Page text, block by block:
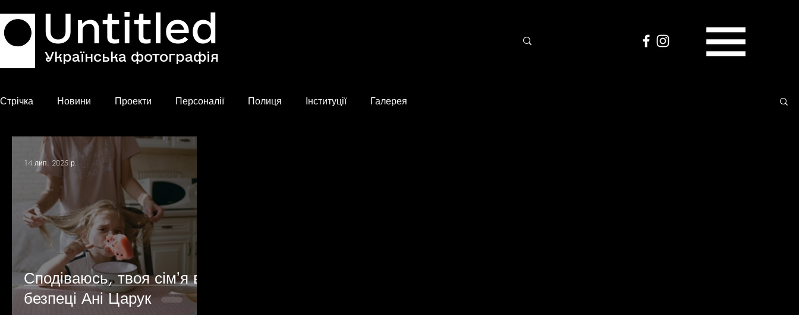
Untitled
Українська фотографія
Стрічка Новини Проекти Персоналії Полиця Інституції Галерея
Сподіваюсь, твоя сімʼя в
безпеці Ані Царук
14 лип. 2025 р.